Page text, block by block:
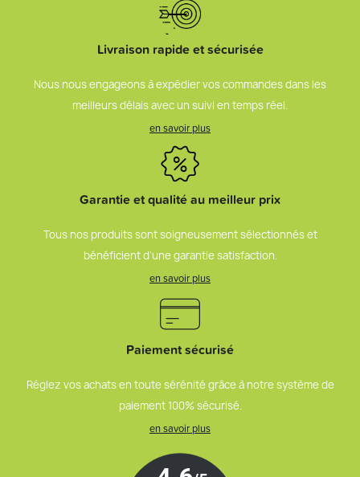
Livraison rapide et sécurisée
Nous nous engageons à expédier vos commandes dans les
meilleurs délais avec un suivi en temps réel.
en savoir plus
Garantie et qualité au meilleur prix
Tous nos produits sont soigneusement sélectionnés et
bénéficient d’une garantie satisfaction.
en savoir plus
Paiement sécurisé
Réglez vos achats en toute sérénité grâce à notre système de
paiement 100% sécurisé.
en savoir plus